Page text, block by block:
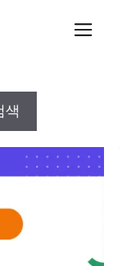
색